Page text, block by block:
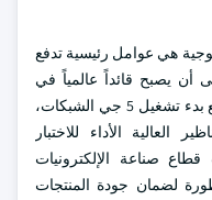
هي عوامل رئيسية تدفع
أن يصبح قائداً عالمياً في
الاتصالات السلكية واللاسلكية، خاصة مع بدء تشغيل 5 جي الشبكات،
الأداء للاختبار
صناعة الإلكترونيات
لضمان جودة المنتجات